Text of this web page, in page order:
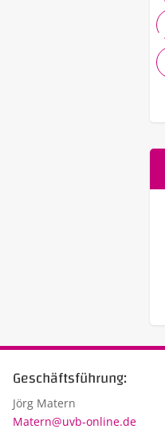
Geschäftsführung:
Jörg Matern
Matern@uvb-online.de